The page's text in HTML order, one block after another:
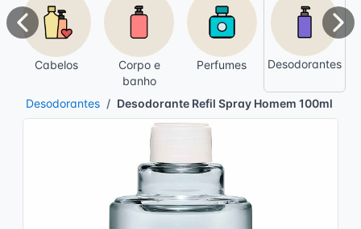
Cabelos
Corpo e
banho
Perfumes Desodorantes
Anterior
Desodorantes Desodorante Refil Spray Homem 100ml